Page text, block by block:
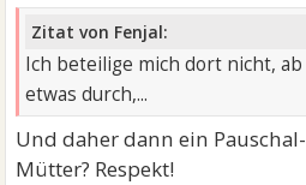
Zitat von Fenjal:
Ich beteilige mich dort nicht,
etwas durch,...
Und daher dann ein
Mütter? Respekt!